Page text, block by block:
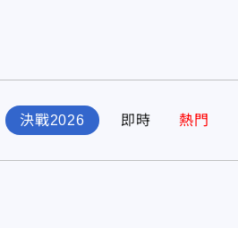
決戰2026 即時 熱門